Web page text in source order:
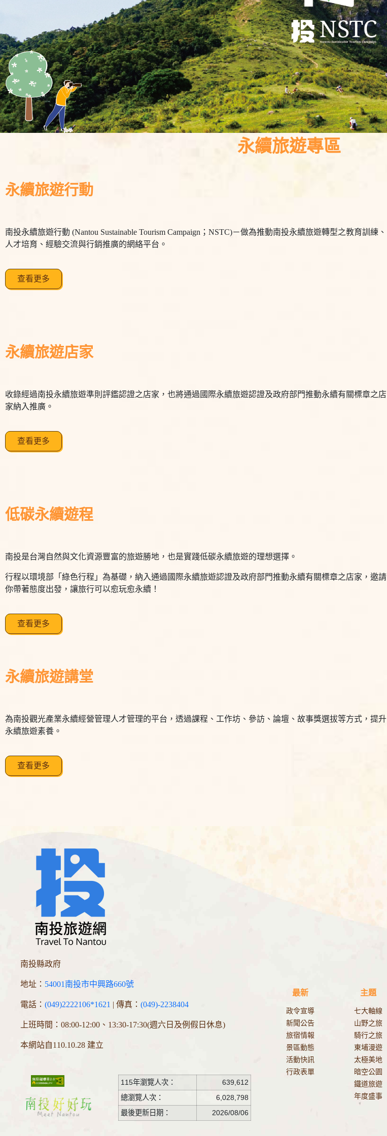
永續旅遊專區
永續旅遊行動
南投永續旅遊行動 (Nantou Sustainable Tourism Campaign；NSTC)－做為推動南投永續旅遊轉型之教育訓練、
人才培育、經驗交流與行銷推廣的網絡平台。
查看更多
永續旅遊店家
收錄經過南投永續旅遊準則評鑑認證之店家，也將通過國際永續旅遊認證及政府部門推動永續有關標章之店
家納入推廣。
查看更多
低碳永續遊程
南投是台灣自然與文化資源豐富的旅遊勝地，也是實踐低碳永續旅遊的理想選擇。
行程以環境部「綠色行程」為基礎，納入通過國際永續旅遊認證及政府部門推動永續有關標章之店家，邀請
你帶著態度出發，讓旅行可以愈玩愈永續！
查看更多
永續旅遊講堂
為南投觀光產業永續經營管理人才管理的平台，透過課程、工作坊、參訪、論壇、故事獎選拔等方式，提升
永續旅遊素養。
查看更多
南投縣政府
地址： 54001南投市中興路660號
電話： (049)2222106*1621 | 傳真： (049)-2238404
上班時間：08:00-12:00、13:30-17:30(週六日及例假日休息)
本網站自110.10.28 建立
115年瀏覽人次：
639,612
總瀏覽人次：
6,028,798
最後更新日期：
2026/08/06
最新
政令宣導
新聞公告
旅宿情報
景區動態
活動快訊
行政表單
主題
七大軸線
山野之旅
騎行之旅
東埔漫遊
太極美地
暗空公園
鐵道旅遊
年度盛事